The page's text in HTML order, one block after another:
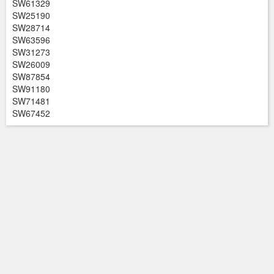
SW61329
SW25190
SW28714
SW63596
SW31273
SW26009
SW87854
SW91180
SW71481
SW67452